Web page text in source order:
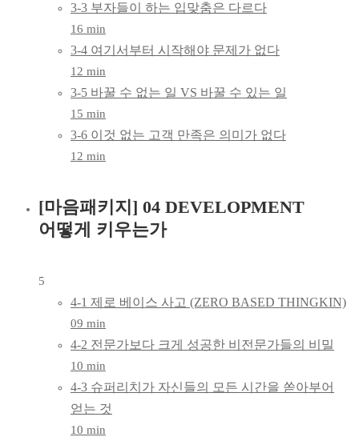
3-3 부자들이 하는 입맞춤은 다르다
16 min
3-4 여기서부터 시작해야 문제가 없다
12 min
3-5 바꿀 수 없는 일 VS 바꿀 수 있는 일
15 min
3-6 이것 없는 고객 만족은 의미가 없다
12 min
[마음패키지] 04 DEVELOPMENT
어떻게 키우는가
5
4-1 제로 베이스 사고 (ZERO BASED THINGKIN)
09 min
4-2 전문가보다 크게 성공한 비전문가들의 비밀
10 min
4-3 슈퍼리치가 자신들의 모든 시간을 쏟아부어
얻는 것
10 min